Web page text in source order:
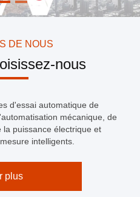
DE NOUS
nous
d'essai automatique de
mécanique, de
puissance électrique et
intelligents.
plus